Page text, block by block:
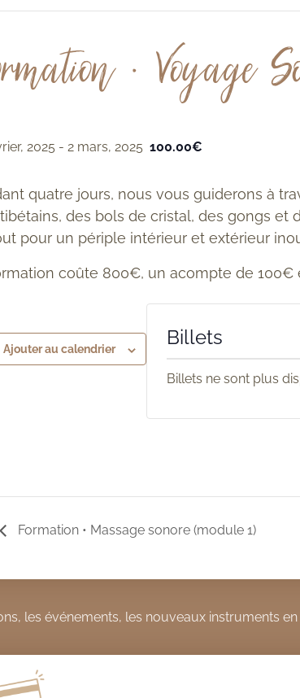
• Voyage
2025 - 2 mars, 2025 100.00€
quatre jours, nous vous guiderons à
des bols de cristal, des gongs et
pour un périple intérieur et extérieur
coûte 800€, un acompte de 100€
Ajouter au calendrier Billets
Billets ne sont plus
Formation • Massage sonore (module 1)
les événements, les nouveaux instruments